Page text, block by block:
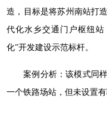
造，目标是将苏州南站打
代化水乡交通门户枢纽
化”开发建设示范标杆。
案例分析：该模式同
一个铁路场站，但未设置有